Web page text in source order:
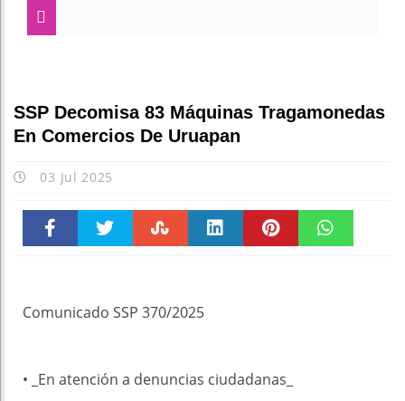
SSP Decomisa 83 Máquinas Tragamonedas
En Comercios De Uruapan
03 Jul 2025
Comunicado SSP 370/2025
• _En atención a denuncias ciudadanas_